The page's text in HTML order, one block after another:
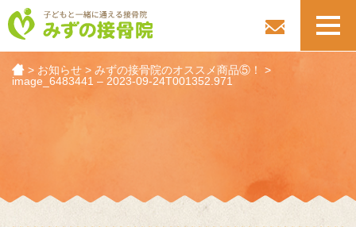
> お知らせ >みずの接骨院のオススメ商品⑤！
>
image_6483441 – 2023-09-24T001352.971